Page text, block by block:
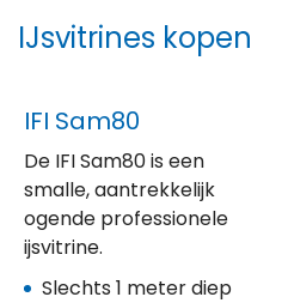
IJsvitrines kopen
IFI Sam80
De IFI Sam80 is een
smalle, aantrekkelijk
ogende professionele
ijsvitrine.
Slechts 1 meter diep